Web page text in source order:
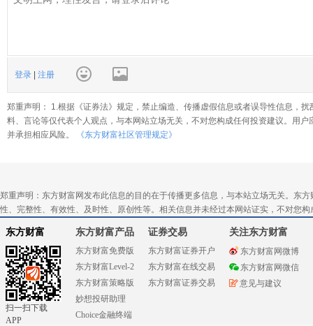
登录 注册
郑重声明： 1.根据《证券法》规定，禁止编造、传播虚假信息或者误导性信息，
料、言论等仅代表个人观点，与本网站立场无关，不对您构成任何投资建议。用
并承担相应风险。
《东方财富社区管理规定》
郑重声明：东方财富网发布此信息的目的在于传播更多信息，与本站立场无关。东
性、完整性、有效性、及时性、原创性等。相关信息并未经过本网站证实，不对您
东方财富
扫一扫下载
APP
东方财富产品
东方财富免费版
东方财富Level-2
东方财富策略版
妙想投研助理
Choice金融终端
证券交易
东方财富证券开户
东方财富在线交易
东方财富证券交易
关注东方财富
东方财富网微博
东方财富网微信
意见与建议